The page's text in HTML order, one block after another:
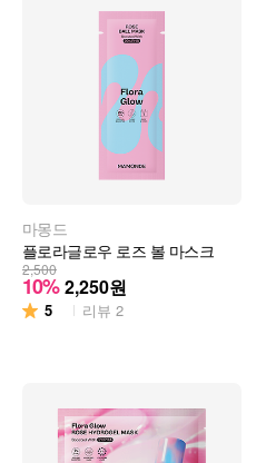
마몽드
플로라글로우 로즈 볼 마스크
2,500
10% 2,250원
5 리뷰 2